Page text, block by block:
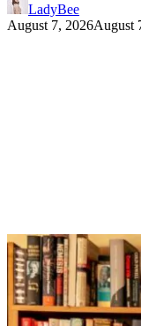
LadyBee
August 7, 2026August